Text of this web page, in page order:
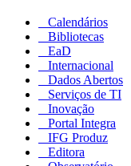
Calendários
Bibliotecas
EaD
Internacional
Dados Abertos
Serviços de TI
Inovação
Portal Integra
IFG Produz
Editora